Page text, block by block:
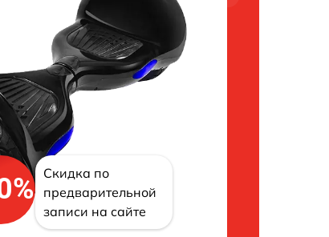
Скидка по
предварительной
записи на сайте